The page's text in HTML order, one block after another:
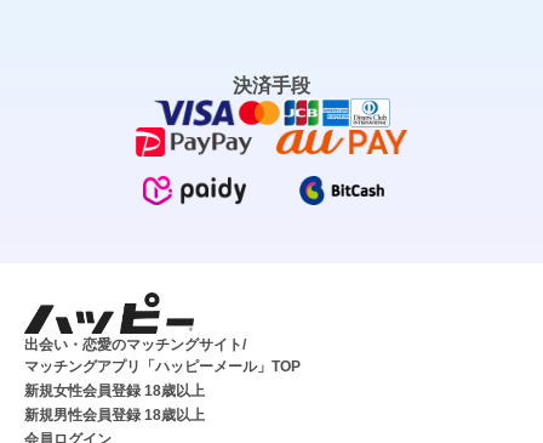
決済手段
出会い・恋愛のマッチングサイト/
マッチングアプリ「ハッピーメール」TOP
新規女性会員登録 18歳以上
新規男性会員登録 18歳以上